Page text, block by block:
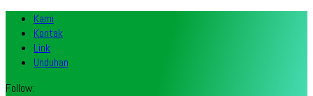
Kami
Kontak
Link
Unduhan
Follow: